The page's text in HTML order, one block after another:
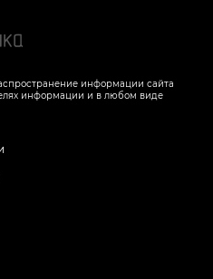
информации сайта
информации и в любом виде